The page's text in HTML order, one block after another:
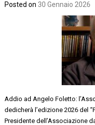
Posted on 30 Gennaio 2026
Addio ad Angelo Foletto:
dedicherà l’edizione 2026 del
Presidente dell’Associazione